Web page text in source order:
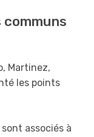
Martinez,
les points
associés à